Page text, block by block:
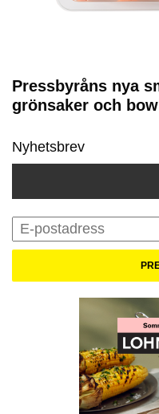
Pressbyråns nya
grönsaker och
Nyhetsbrev